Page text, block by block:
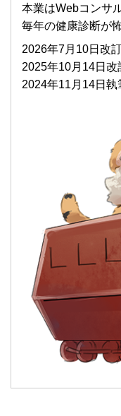
本業はWebコンサ
毎年の健康診断が
2026年7月10日改訂
2025年10月14日改
2024年11月14日執